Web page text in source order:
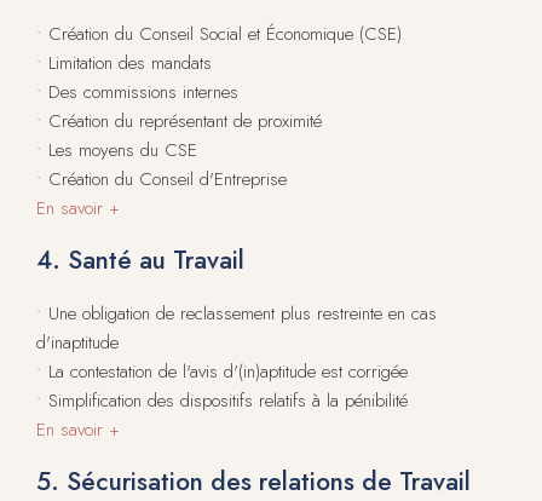
• Création du Conseil Social et Économique (CSE)
• Limitation des mandats
• Des commissions internes
• Création du représentant de proximité
• Les moyens du CSE
• Création du Conseil d'Entreprise
En savoir +
4. Santé au Travail
• Une obligation de reclassement plus restreinte en cas
d'inaptitude
• La contestation de l'avis d'(in)aptitude est corrigée
• Simplification des dispositifs relatifs à la pénibilité
En savoir +
5. Sécurisation des relations de Travail